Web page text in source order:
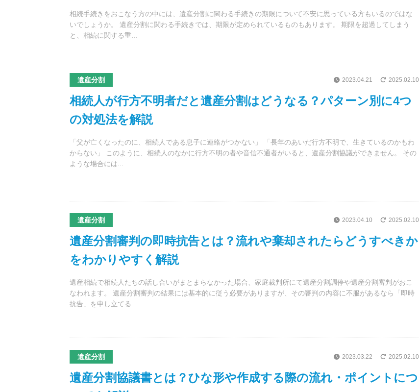
相続手続きをおこなう方の中には、遺産分割に関わる手続きの期限について不安に思っている方もいるのではな
いでしょうか。 遺産分割に関わる手続きでは、期限が定められているものもあります。 期限を超過してしまう
と、相続に関する重...
遺産分割 2023.04.21 2025.02.10
相続人が行方不明者だと遺産分割はどうなる？パターン別に4つ
の対処法を解説
「父が亡くなったのに、相続人である息子に連絡がつかない」 「長年のあいだ行方不明で、生きているのかもわ
からない」 このように、相続人のなかに行方不明の者や音信不通者がいると、遺産分割協議ができません。 その
ような場合には...
遺産分割 2023.04.10 2025.02.10
遺産分割審判の即時抗告とは？流れや棄却されたらどうすべきか
をわかりやすく解説
遺産相続で相続人たちの話し合いがまとまらなかった場合、家庭裁判所にて遺産分割調停や遺産分割審判がおこ
なわれます。 遺産分割審判の結果には基本的に従う必要がありますが、その審判の内容に不服があるなら「即時
抗告」を申し立てる...
遺産分割 2023.03.22 2025.02.10
遺産分割協議書とは？ひな形や作成する際の流れ・ポイントにつ